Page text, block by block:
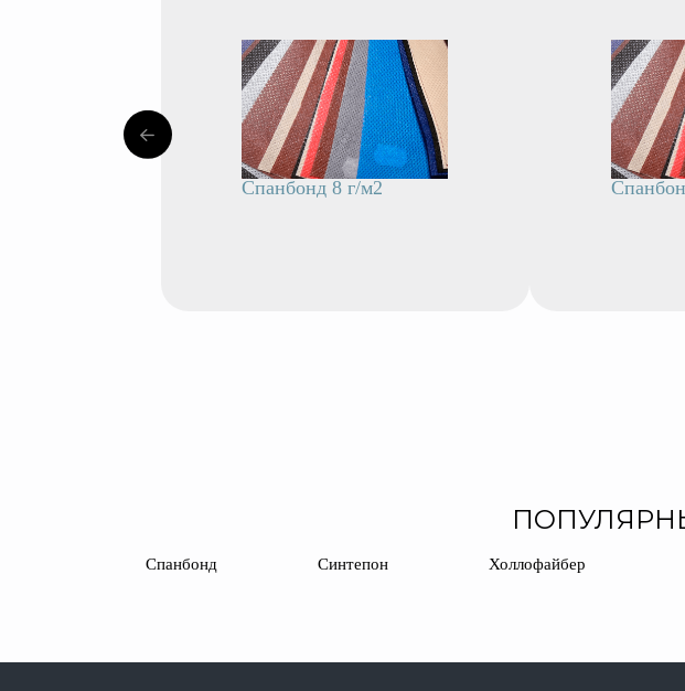
Спанбонд 8 г/м2
Спанбонд Синтепон Холлофайбер